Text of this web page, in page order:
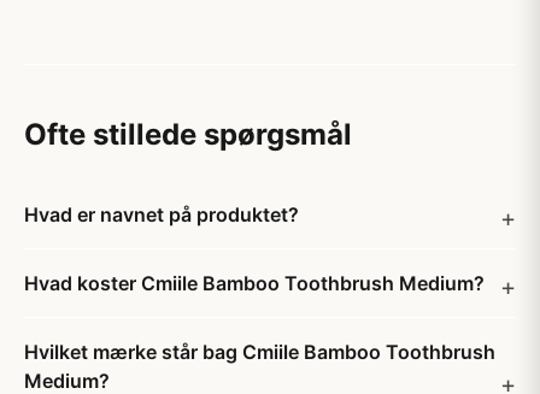
Ofte stillede spørgsmål
Hvad er navnet på produktet?
Hvad koster Cmiile Bamboo Toothbrush Medium?
Hvilket mærke står bag Cmiile Bamboo Toothbrush
Medium?